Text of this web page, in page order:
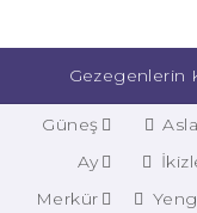
Gezegenlerin
Güneş
Ay
Merkür